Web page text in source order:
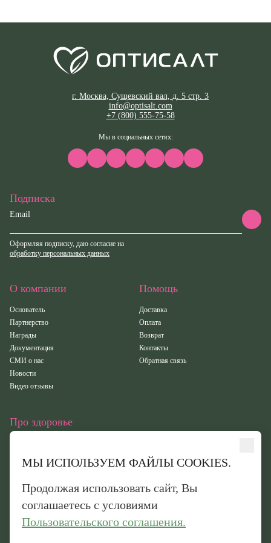
МЫ ИСПОЛЬЗУЕМ ФАЙЛЫ COOKIES.
Продолжая использовать сайт, Вы
соглашаетесь с условиями
Пользовательского соглашения.
г. Москва, Сущевский вал, д. 5 стр. 3
info@optisalt.com
+7 (800) 555-75-58
Мы в социальных сетях:
Подписка
Email
Оформляя подписку, даю согласие на
обработку персональных данных
О компании
Основатель
Партнерство
Награды
Документация
СМИ о нас
Новости
Видео отзывы
Помощь
Доставка
Оплата
Возврат
Контакты
Обратная связь
Про здоровье
Здоровье
Иридотест
Обработка персональных данных